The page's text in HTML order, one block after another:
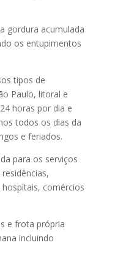
gordura acumulada
os entupimentos
tipos de
Paulo, litoral e
horas por dia e
todos os dias da
e feriados.
para os serviços
comércios
e frota própria
incluindo